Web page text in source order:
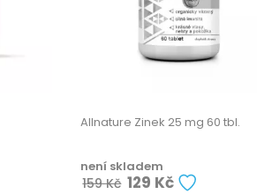
Allnature Zinek 25 mg 60 tbl.
není skladem
159 Kč 129 Kč